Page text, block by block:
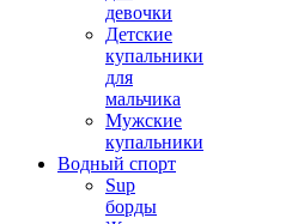
девочки
Детские
купальники
для
мальчика
Мужские
купальники
Водный спорт
Sup
борды